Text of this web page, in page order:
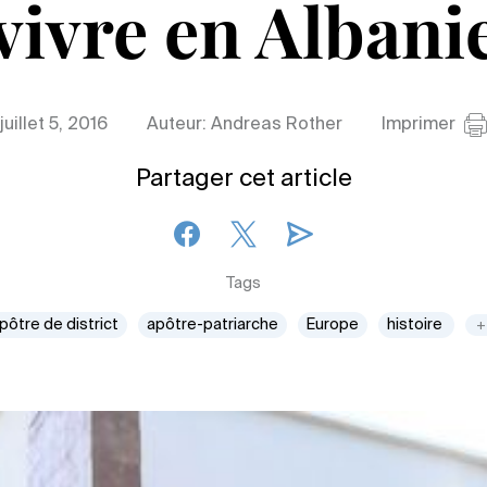
en
juillet 5, 2016 Auteur: Andreas Rother Imprimer
Partager cet article
Tags
de district apôtre-patriarche Europe histoire